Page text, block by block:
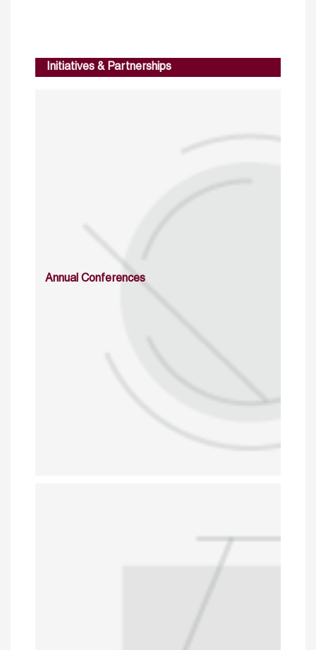
Initiatives & Partnerships
Annual Conferences